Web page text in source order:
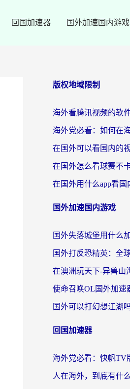
回国加速器 国外加速国内游戏
版权地域限制
国外加速国内游戏
回国加速器